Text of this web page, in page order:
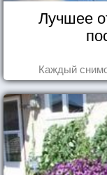
Лучшее
Каждый